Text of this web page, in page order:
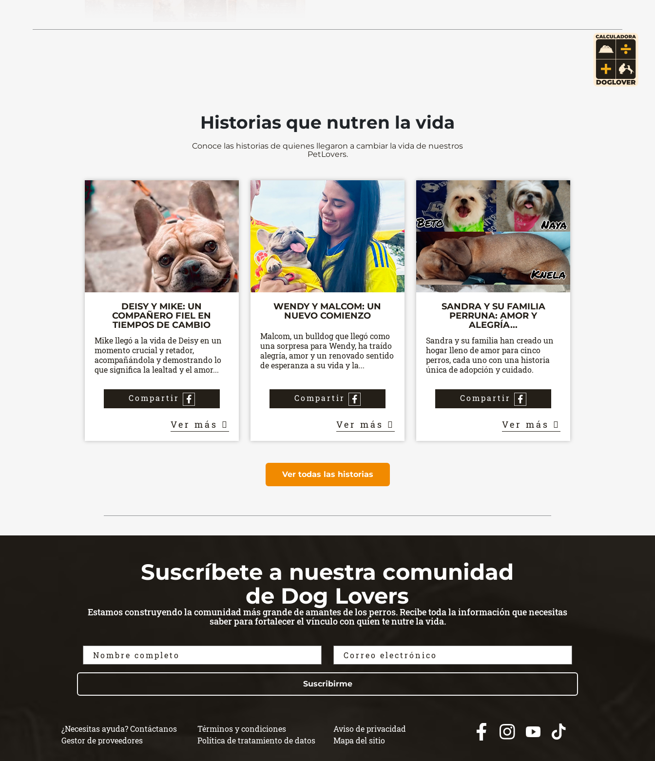
Ver más
Historias que nutren la vida
Conoce las historias de quienes llegaron a cambiar la vida de nuestros
PetLovers.
DEISY Y MIKE: UN
COMPAÑERO FIEL EN
TIEMPOS DE CAMBIO
Mike llegó a la vida de Deisy en un
momento crucial y retador,
acompañándola y demostrando lo
que significa la lealtad y el amor...
Compartir
Ver más
WENDY Y MALCOM: UN
NUEVO COMIENZO
Malcom, un bulldog que llegó como
una sorpresa para Wendy, ha traído
alegría, amor y un renovado sentido
de esperanza a su vida y la...
Compartir
Ver más
SANDRA Y SU FAMILIA
PERRUNA: AMOR Y
ALEGRÍA...
Sandra y su familia han creado un
hogar lleno de amor para cinco
perros, cada uno con una historia
única de adopción y cuidado.
Compartir
Ver más
Ver todas las historias
Suscríbete a nuestra comunidad
de Dog Lovers
Estamos construyendo la comunidad más grande de amantes de los perros. Recibe toda la información que necesitas
saber para fortalecer el vínculo con quien te nutre la vida.
Suscribirme
¿Necesitas ayuda? Contáctanos
Gestor de proveedores
Términos y condiciones
Política de tratamiento de datos
Aviso de privacidad
Mapa del sitio